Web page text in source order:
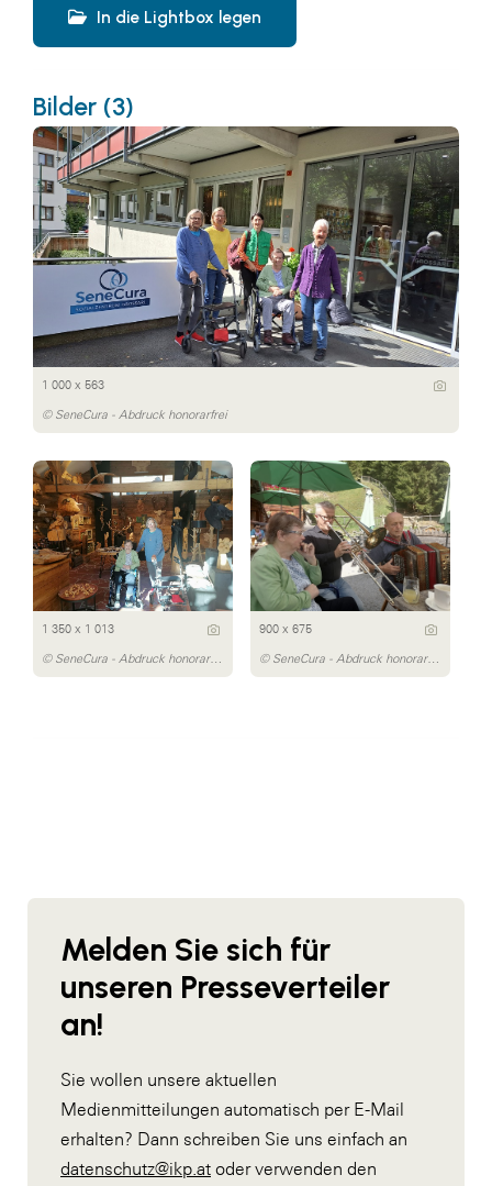
In die Lightbox legen
Bilder (3)
1 000 x 563
© SeneCura - Abdruck honorarfrei
1 350 x 1 013
© SeneCura - Abdruck honorarfrei
900 x 675
© SeneCura - Abdruck honorarfrei
Melden Sie sich für
unseren Presseverteiler
an!
Sie wollen unsere aktuellen
Medienmitteilungen automatisch per E-Mail
erhalten? Dann schreiben Sie uns einfach an
datenschutz@ikp.at oder verwenden den